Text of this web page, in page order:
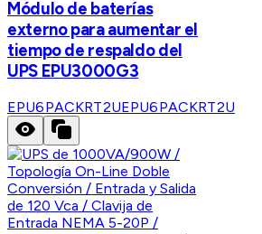
Módulo de baterías
externo para aumentar el
tiempo de respaldo del
UPS EPU3000G3
EPU6PACKRT2UEPU6PACKRT2U